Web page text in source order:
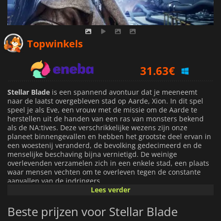
Topwinkels
31.63€
39.99€
Stellar Blade is een spannend avontuur dat je meeneemt
naar de laatst overgebleven stad op Aarde, Xion. In dit spel
speel je als Eve, een vrouw met de missie om de Aarde te
herstellen uit de handen van een ras van monsters bekend
als de NA:tives. Deze verschrikkelijke wezens zijn onze
planeet binnengevallen en hebben het grootste deel ervan in
een woestenij veranderd, de bevolking gedecimeerd en de
menselijke beschaving bijna vernietigd. De weinige
overlevenden verzamelen zich in een enkele stad, een plaats
waar mensen vechten om te overleven tegen de constante
aanvallen van de indringers.
van Xion en hen helpen de stad weer op te bouwen, terwijl ze
het opneemt tegen machtige vijanden in spannende, op actie
Lees verder
Beste prijzen voor Stellar Blade